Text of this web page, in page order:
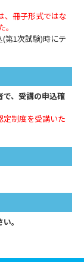
、冊子形式ではな
第1次試験)時にテ
で、受講の申込確
制度を受講いた
。